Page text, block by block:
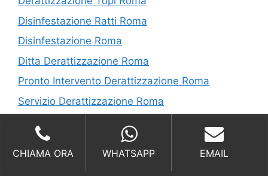
Disinfestazione Ratti Roma
Disinfestazione Roma
Ditta Derattizzazione Roma
Pronto Intervento Derattizzazione Roma
Servizio Derattizzazione Roma
I nostri servizi in Provincia di Roma
CHIAMA ORA WHATSAPP EMAIL